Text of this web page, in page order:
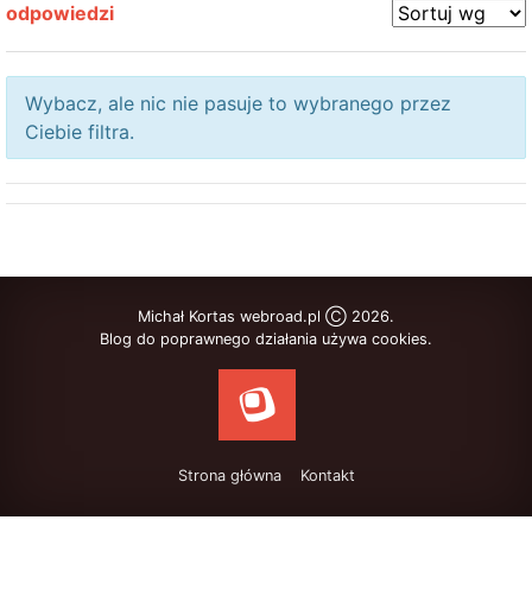
odpowiedzi
Wybacz, ale nic nie pasuje to wybranego przez
Ciebie filtra.
Michał Kortas webroad.pl Ⓒ 2026.
Blog do poprawnego działania używa cookies.
Strona główna Kontakt